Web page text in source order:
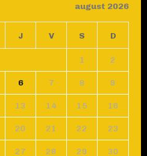
august 2026
J V S D
1 2
6 7 8 9
13 14 15 16
20 21 22 23
27 28 29 30